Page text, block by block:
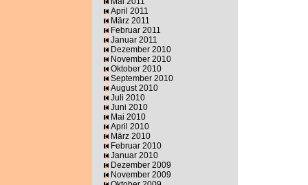
April 2011
März 2011
Februar 2011
Januar 2011
Dezember 2010
November 2010
Oktober 2010
September 2010
August 2010
Juli 2010
Juni 2010
Mai 2010
April 2010
März 2010
Februar 2010
Januar 2010
Dezember 2009
November 2009